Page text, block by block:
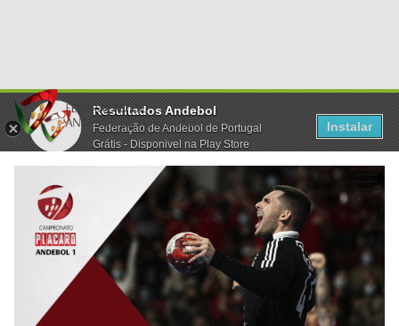
Resultados Andebol
Federação de Andebol de Portugal
Grátis - Disponivel na Play Store
Instalar